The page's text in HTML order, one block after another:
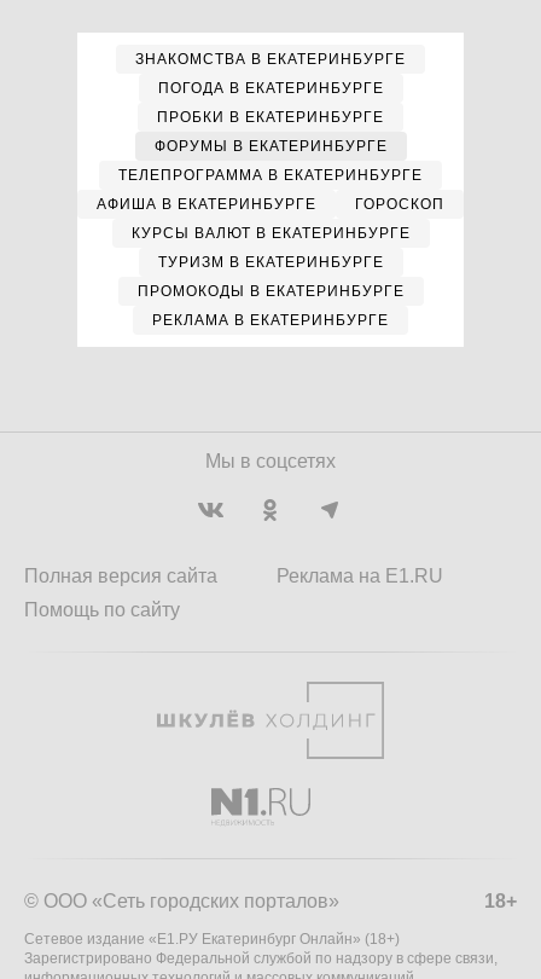
ЗНАКОМСТВА В ЕКАТЕРИНБУРГЕ
ПОГОДА В ЕКАТЕРИНБУРГЕ
ПРОБКИ В ЕКАТЕРИНБУРГЕ
ФОРУМЫ В ЕКАТЕРИНБУРГЕ
ТЕЛЕПРОГРАММА В ЕКАТЕРИНБУРГЕ
АФИША В ЕКАТЕРИНБУРГЕ
ГОРОСКОП
КУРСЫ ВАЛЮТ В ЕКАТЕРИНБУРГЕ
ТУРИЗМ В ЕКАТЕРИНБУРГЕ
ПРОМОКОДЫ В ЕКАТЕРИНБУРГЕ
РЕКЛАМА В ЕКАТЕРИНБУРГЕ
Мы в соцсетях
Полная версия сайта
Помощь по сайту
Реклама на E1.RU
18+
© ООО «Сеть городских порталов»
Сетевое издание «Е1.РУ Екатеринбург Онлайн» (18+)
Зарегистрировано Федеральной службой по надзору в сфере связи,